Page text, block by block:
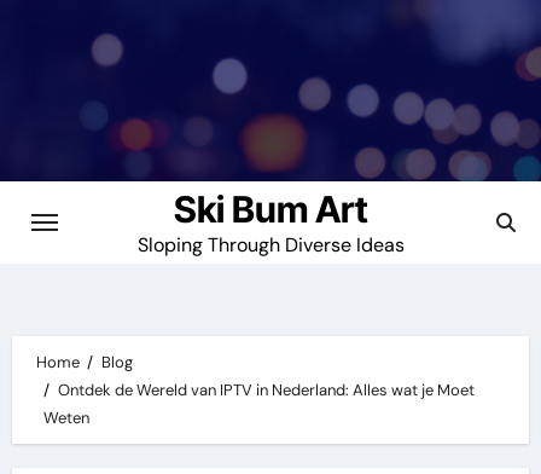
Ski Bum Art
Sloping Through Diverse Ideas
Home
Blog
Ontdek de Wereld van IPTV in Nederland: Alles wat je Moet
Weten